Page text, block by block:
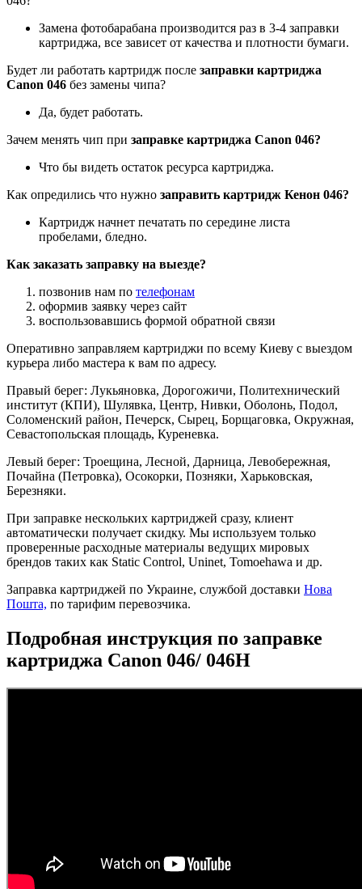
Замена фотобарабана производится раз в 3-4 заправки
картриджа, все зависет от качества и плотности бумаги.
Будет ли работать картридж после заправки картриджа
Canon 046 без замены чипа?
Да, будет работать.
Зачем менять чип при заправке картриджа Canon 046?
Что бы видеть остаток ресурса картриджа.
Как опредились что нужно заправить картридж Кенон 046?
Картридж начнет печатать по середине листа
пробелами, бледно.
Как заказать заправку на выезде?
позвонив нам по телефонам
оформив заявку через сайт
воспользовавшись формой обратной связи
Оперативно заправляем картриджи по всему Киеву с выездом
курьера либо мастера к вам по адресу.
Правый берег: Лукьяновка, Дорогожичи, Политехнический
институт (КПИ), Шулявка, Центр, Нивки, Оболонь, Подол,
Соломенский район, Печерск, Сырец, Борщаговка, Окружная,
Севастопольская площадь, Куреневка.
Левый берег: Троещина, Лесной, Дарница, Левобережная,
Почайна (Петровка), Осокорки, Позняки, Харьковская,
Березняки.
При заправке нескольких картриджей сразу, клиент
автоматически получает скидку. Мы используем только
проверенные расходные материалы ведущих мировых
брендов таких как Static Control, Uninet, Tomoehawa и др.
Заправка картриджей по Украине, службой доставки Нова
Пошта, по тарифим перевозчика.
Подробная инструкция по заправке
картриджа Canon 046/ 046H